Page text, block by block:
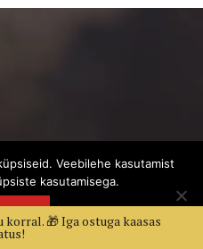
🎁 Iga ostuga kaasas
Veebilehe kasutamist
kasutamisega.